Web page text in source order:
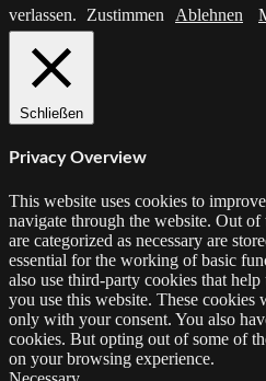
verlassen.
Zustimmen Ablehnen
Schließen
Privacy Overview
This website uses cookies to
navigate through the website. Out of
are categorized as necessary are
essential for the working of basic
also use third-party cookies that
you use this website. These
only with your consent. You also
cookies. But opting out of some of
on your browsing experience.